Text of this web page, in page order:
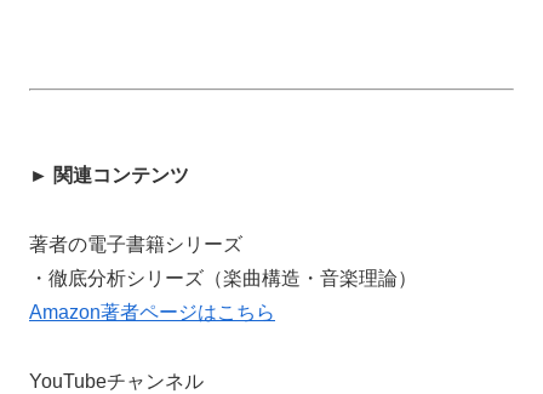
► 関連コンテンツ
著者の電子書籍シリーズ
・徹底分析シリーズ（楽曲構造・音楽理論）
Amazon著者ページはこちら
YouTubeチャンネル